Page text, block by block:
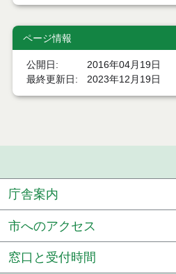
度事業実施要綱
能代市家族介護用品支給事
能代市軽度生活援助事業実施
能代市すこやか療育支援事
能代市まち・ひと・しごと
綱
能代市子育てファミリー支
ページ情報
公開日
2016年04月19日
最終更新日
2023年12月19日
庁舎案内
市へのアクセス
窓口と受付時間